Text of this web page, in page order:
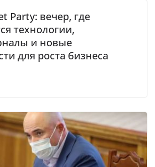
Party: вечер, где
технологии,
и новые
для роста бизнеса